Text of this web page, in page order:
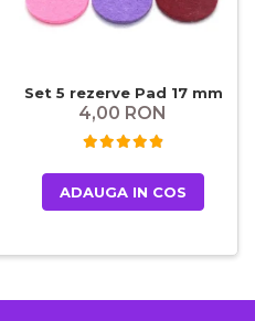
of Life
Set 5 rezerve Pad 17 mm
4,00 RON
ADAUGA IN COS